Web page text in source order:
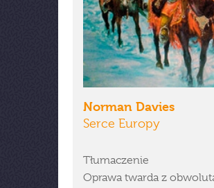
Norman Davies
Serce Europy
Tłumaczenie
Oprawa twarda z